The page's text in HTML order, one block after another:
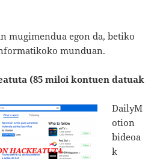
mugimendua egon da, betiko
munduan.
(85 miloi kontuen datuak
DailyM
otion
bideoa
k